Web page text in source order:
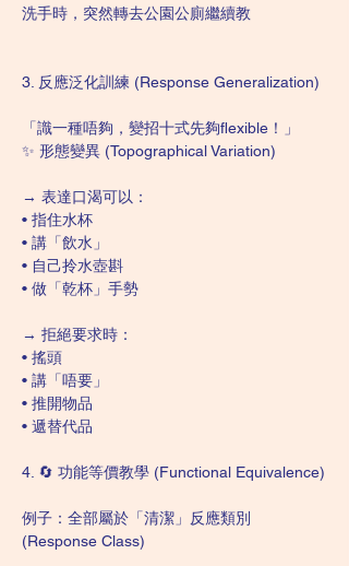
洗手時，突然轉去公園公廁繼續教
3. 反應泛化訓練 (Response Generalization)
「識一種唔夠，變招十式先夠flexible！」
✨ 形態變異 (Topographical Variation)
→ 表達口渴可以：
• 指住水杯
• 講「飲水」
• 自己拎水壺斟
• 做「乾杯」手勢
→ 拒絕要求時：
• 搖頭
• 講「唔要」
• 推開物品
• 遞替代品
4. 🔄 功能等價教學 (Functional Equivalence)
例子：全部屬於「清潔」反應類別
(Response Class)